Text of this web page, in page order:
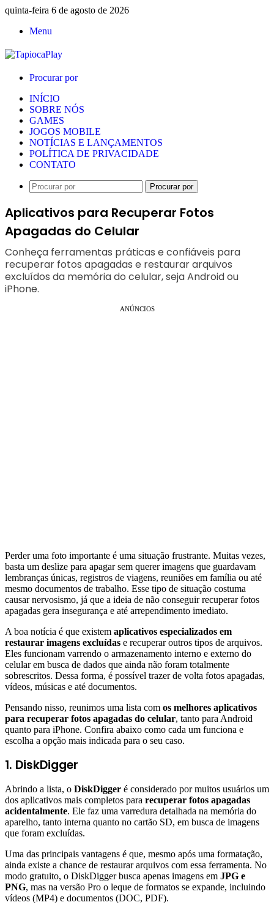
quinta-feira 6 de agosto de 2026
Menu
Procurar por
INÍCIO
SOBRE NÓS
GAMES
JOGOS MOBILE
NOTÍCIAS E LANÇAMENTOS
POLÍTICA DE PRIVACIDADE
CONTATO
Procurar por
Aplicativos para Recuperar Fotos
Apagadas do Celular
Conheça ferramentas práticas e confiáveis para
recuperar fotos apagadas e restaurar arquivos
excluídos da memória do celular, seja Android ou
iPhone.
ANÚNCIOS
Perder uma foto importante é uma situação frustrante. Muitas vezes,
basta um deslize para apagar sem querer imagens que guardavam
lembranças únicas, registros de viagens, reuniões em família ou até
mesmo documentos de trabalho. Esse tipo de situação costuma
causar nervosismo, já que a ideia de não conseguir recuperar fotos
apagadas gera insegurança e até arrependimento imediato.
A boa notícia é que existem aplicativos especializados em
restaurar imagens excluídas e recuperar outros tipos de arquivos.
Eles funcionam varrendo o armazenamento interno e externo do
celular em busca de dados que ainda não foram totalmente
sobrescritos. Dessa forma, é possível trazer de volta fotos apagadas,
vídeos, músicas e até documentos.
Pensando nisso, reunimos uma lista com os melhores aplicativos
para recuperar fotos apagadas do celular, tanto para Android
quanto para iPhone. Confira abaixo como cada um funciona e
escolha a opção mais indicada para o seu caso.
1. DiskDigger
Abrindo a lista, o DiskDigger é considerado por muitos usuários um
dos aplicativos mais completos para recuperar fotos apagadas
acidentalmente. Ele faz uma varredura detalhada na memória do
aparelho, tanto interna quanto no cartão SD, em busca de imagens
que foram excluídas.
Uma das principais vantagens é que, mesmo após uma formatação,
ainda existe a chance de restaurar arquivos com essa ferramenta. No
modo gratuito, o DiskDigger busca apenas imagens em JPG e
PNG, mas na versão Pro o leque de formatos se expande, incluindo
vídeos (MP4) e documentos (DOC, PDF).